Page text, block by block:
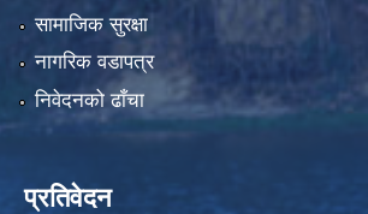
सामाजिक सुरक्षा
नागरिक वडापत्र
निवेदनको ढाँचा
प्रतिवेदन